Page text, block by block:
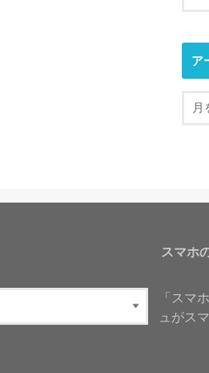
ア
スマホ
「スマ
ュがス